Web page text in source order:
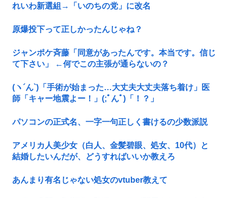
れいわ新選組→「いのちの党」に改名
原爆投下って正しかったんじゃね？
ジャンポケ斉藤「同意があったんです。本当です。信じ
て下さい」 ←何でこの主張が通らないの？
(ヽ´ん`)「手術が始まった…大丈夫大丈夫落ち着け」医
師「キャー地震よー！」(;ﾟんﾟ)「！？」
パソコンの正式名、一字一句正しく書けるの少数派説
アメリカ人美少女（白人、金髪碧眼、処女、10代）と
結婚したいんだが、どうすればいいか教えろ
あんまり有名じゃない処女のvtuber教えて